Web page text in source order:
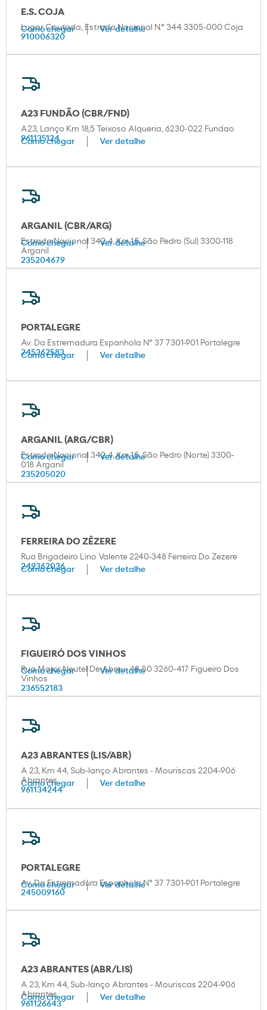
E.S. COJA
Lugar Coutada, Estrada Nacional N.º 344 3305-000 Coja
910006320
Como chegar Ver detalhe
ARGANIL (CBR/ARG)
Estrada Nacional 342-4, Km.1,5, São Pedro (Sul) 3300-118
Arganil
235204679
Como chegar Ver detalhe
ARGANIL (ARG/CBR)
Estrada Nacional 342-4, Km.1,5, São Pedro (Norte) 3300-
018 Arganil
235205020
Como chegar Ver detalhe
FIGUEIRÓ DOS VINHOS
Rua Major Neutel De Abreu, 48-50 3260-417 Figueiro Dos
Vinhos
236552183
Como chegar Ver detalhe
PORTALEGRE
Av. Da Estremadura Espanhola Nº 37 7301-901 Portalegre
245009160
Como chegar Ver detalhe
Como chegar Ver detalhe
A23 FUNDÃO (CBR/FND)
A23, Lanço Km 18,5 Teixoso Alqueria, 6230-022 Fundao
961135124
Como chegar Ver detalhe
PORTALEGRE
Av. Da Estremadura Espanhola Nº 37 7301-901 Portalegre
245362583
Como chegar Ver detalhe
FERREIRA DO ZÊZERE
Rua Brigadeiro Lino Valente 2240-348 Ferreira Do Zezere
249362036
Como chegar Ver detalhe
A23 ABRANTES (LIS/ABR)
A 23, Km 44, Sub-lanço Abrantes - Mouriscas 2204-906
Abrantes
961134244
Como chegar Ver detalhe
A23 ABRANTES (ABR/LIS)
A 23, Km 44, Sub-lanço Abrantes - Mouriscas 2204-906
Abrantes
961126643